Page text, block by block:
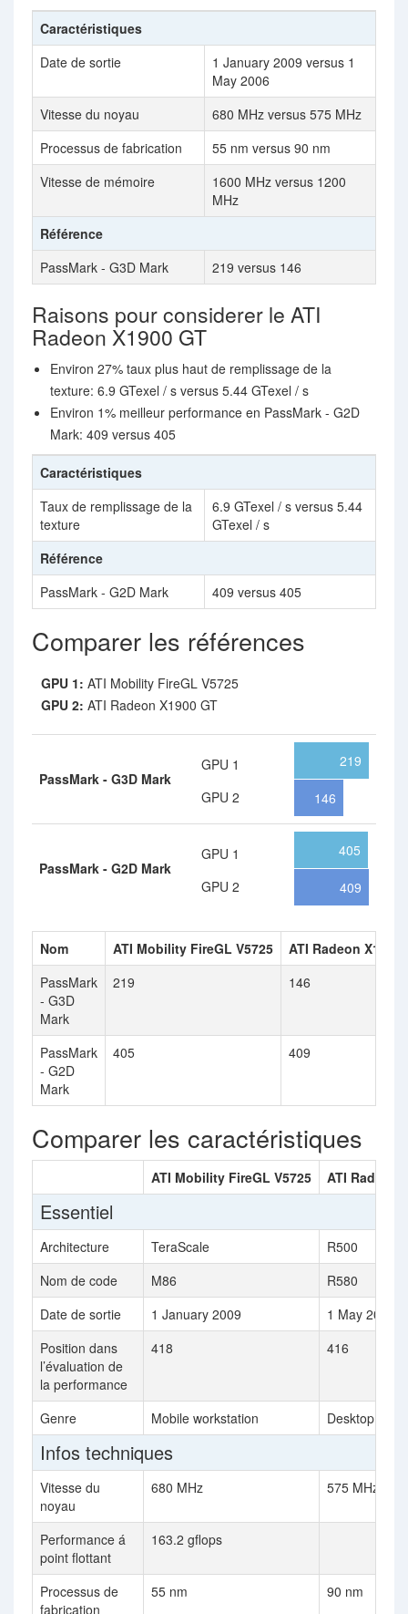
Caractéristiques
Date de sortie
1 January 2009 versus 1
May 2006
Vitesse du noyau
680 MHz versus 575 MHz
Processus de fabrication
55 nm versus 90 nm
Vitesse de mémoire
1600 MHz versus 1200
MHz
Référence
PassMark - G3D Mark
219 versus 146
Raisons pour considerer le ATI
Radeon X1900 GT
Environ 27% taux plus haut de remplissage de la
texture: 6.9 GTexel / s versus 5.44 GTexel / s
Environ 1% meilleur performance en PassMark - G2D
Mark: 409 versus 405
Caractéristiques
Taux de remplissage de la
texture
6.9 GTexel / s versus 5.44
GTexel / s
Référence
PassMark - G2D Mark
409 versus 405
Comparer les références
GPU 1: ATI Mobility FireGL V5725
GPU 2: ATI Radeon X1900 GT
PassMark - G3D Mark
GPU 1
GPU 2
219
146
PassMark - G2D Mark
GPU 1
GPU 2
405
409
Nom ATI Mobility FireGL V5725
ATI Radeon X1900
PassMark
- G3D
Mark
219 146
PassMark
- G2D
Mark
405 409
Comparer les caractéristiques
ATI Mobility FireGL V5725 ATI Radeon
Essentiel
Architecture TeraScale
R500
Nom de code
M86
R580
Date de sortie
1 January 2009
1 May 2006
Position dans
l’évaluation de
la performance
418 416
Genre Mobile workstation Desktop
Infos techniques
Vitesse du
noyau
680 MHz 575 MHz
Performance á
point flottant
163.2 gflops
Processus de
fabrication
55 nm 90 nm